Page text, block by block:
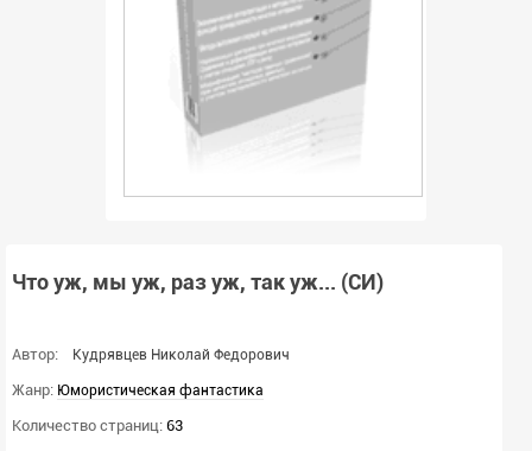
Что уж, мы уж, раз уж, так уж... (СИ)
Автор: Кудрявцев Николай Федорович
Жанр: Юмористическая фантастика
Количество страниц: 63